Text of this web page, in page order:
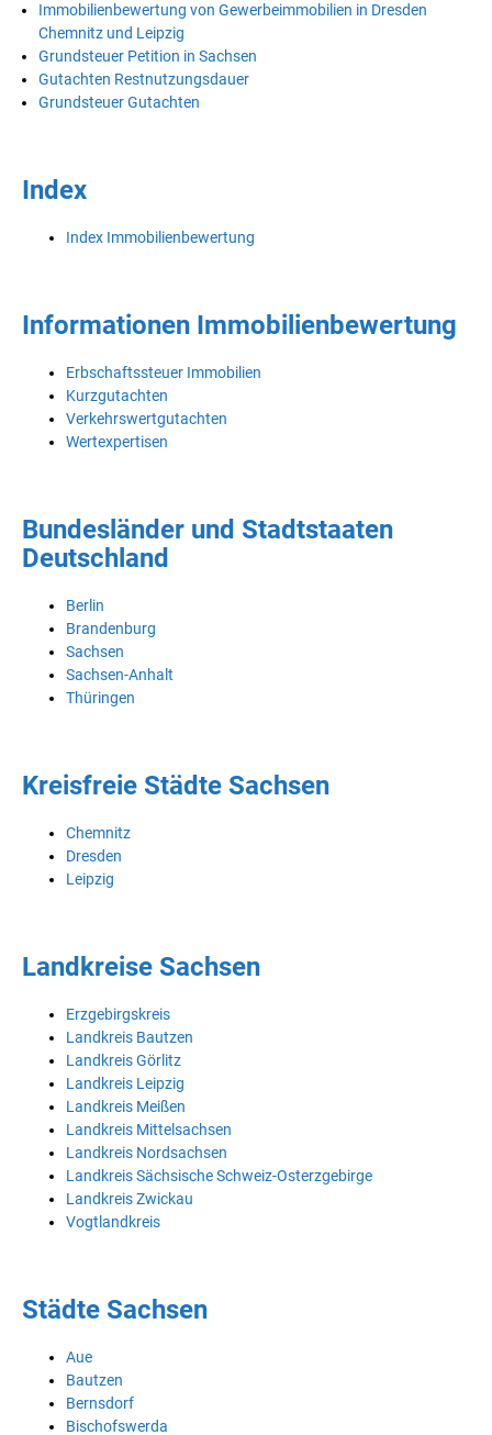
Immobilienbewertung von Gewerbeimmobilien in Dresden
Chemnitz und Leipzig
Grundsteuer Petition in Sachsen
Gutachten Restnutzungsdauer
Grundsteuer Gutachten
Index
Index Immobilienbewertung
Informationen Immobilienbewertung
Erbschaftssteuer Immobilien
Kurzgutachten
Verkehrswertgutachten
Wertexpertisen
Bundesländer und Stadtstaaten
Deutschland
Berlin
Brandenburg
Sachsen
Sachsen-Anhalt
Thüringen
Kreisfreie Städte Sachsen
Chemnitz
Dresden
Leipzig
Landkreise Sachsen
Erzgebirgskreis
Landkreis Bautzen
Landkreis Görlitz
Landkreis Leipzig
Landkreis Meißen
Landkreis Mittelsachsen
Landkreis Nordsachsen
Landkreis Sächsische Schweiz-Osterzgebirge
Landkreis Zwickau
Vogtlandkreis
Städte Sachsen
Aue
Bautzen
Bernsdorf
Bischofswerda